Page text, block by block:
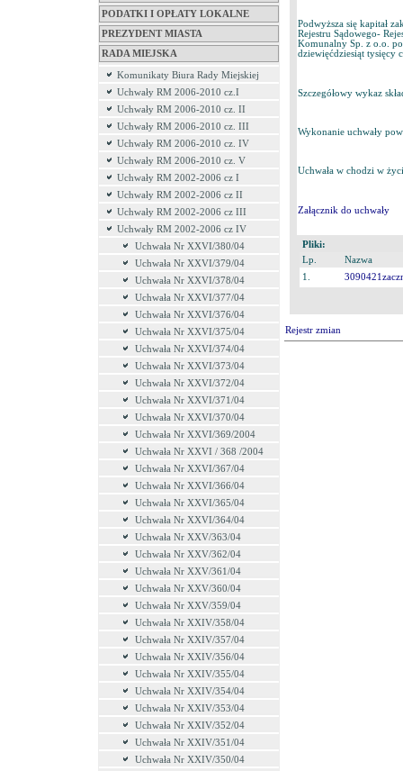
PODATKI I OPŁATY LOKALNE
PREZYDENT MIASTA
RADA MIEJSKA
Komunikaty Biura Rady Miejskiej
Uchwały RM 2006-2010 cz.I
Uchwały RM 2006-2010 cz. II
Uchwały RM 2006-2010 cz. III
Uchwały RM 2006-2010 cz. IV
Uchwały RM 2006-2010 cz. V
Uchwały RM 2002-2006 cz I
Uchwały RM 2002-2006 cz II
Uchwały RM 2002-2006 cz III
Uchwały RM 2002-2006 cz IV
Uchwała Nr XXVI/380/04
Uchwała Nr XXVI/379/04
Uchwała Nr XXVI/378/04
Uchwała Nr XXVI/377/04
Uchwała Nr XXVI/376/04
Uchwała Nr XXVI/375/04
Uchwała Nr XXVI/374/04
Uchwała Nr XXVI/373/04
Uchwała Nr XXVI/372/04
Uchwała Nr XXVI/371/04
Uchwała Nr XXVI/370/04
Uchwała Nr XXVI/369/2004
Uchwała Nr XXVI / 368 /2004
Uchwała Nr XXVI/367/04
Uchwała Nr XXVI/366/04
Uchwała Nr XXVI/365/04
Uchwała Nr XXVI/364/04
Uchwała Nr XXV/363/04
Uchwała Nr XXV/362/04
Uchwała Nr XXV/361/04
Uchwała Nr XXV/360/04
Uchwała Nr XXV/359/04
Uchwała Nr XXIV/358/04
Uchwała Nr XXIV/357/04
Uchwała Nr XXIV/356/04
Uchwała Nr XXIV/355/04
Uchwała Nr XXIV/354/04
Uchwała Nr XXIV/353/04
Uchwała Nr XXIV/352/04
Uchwała Nr XXIV/351/04
Uchwała Nr XXIV/350/04
Podwyższa się kapitał
Rejestru Sądowego-
Komunalny Sp. z o.o.
dziewięćdziesiąt tysięcy
Szczegółowy wykaz
Wykonanie uchwały
Uchwała w chodzi w
Załącznik do uchwały
Pliki:
Lp.
Nazwa
1.
Rejestr zmian